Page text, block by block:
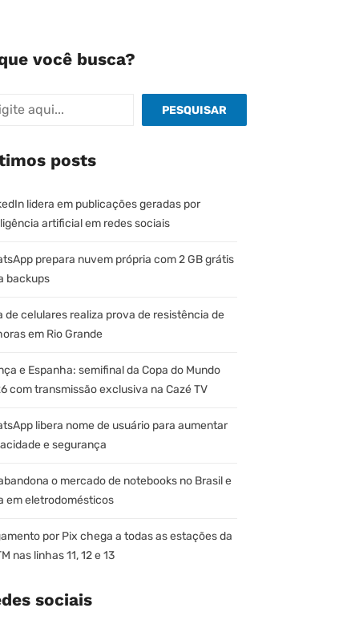
você busca?
PESQUISAR
posts
lidera em publicações geradas por
artificial em redes sociais
prepara nuvem própria com 2 GB grátis
backups
de celulares realiza prova de resistência de
em Rio Grande
e Espanha: semifinal da Copa do Mundo
com transmissão exclusiva na Cazé TV
libera nome de usuário para aumentar
e segurança
o mercado de notebooks no Brasil e
em eletrodomésticos
por Pix chega a todas as estações da
nas linhas 11, 12 e 13
sociais